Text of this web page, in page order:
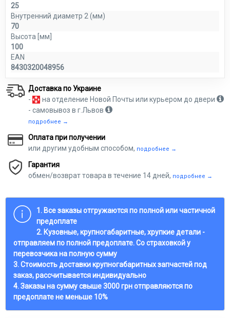
25
Внутренний диаметр 2 (мм)
70
Высота [мм]
100
EAN
8430320048956
Доставка по Украине
-
на отделение Новой Почты или курьером до двери
- самовывоз в г.Львов
подробнее →
Оплата при получении
или другим удобным способом, подробнее →
Гарантия
обмен/возврат товара в течение 14 дней, подробнее →
1. Все заказы отгружаются по полной или частичной
предоплате
2. Кузовные, крупногабаритные, хрупкие детали -
отправляем по полной предоплате. Со страховкой у
перевозчика на полную сумму
3. Стоимость доставки крупногабаритных запчастей под
заказ, рассчитывается индивидуально
4. Заказы на сумму свыше 3000 грн отправляются по
предоплате не меньше 10%